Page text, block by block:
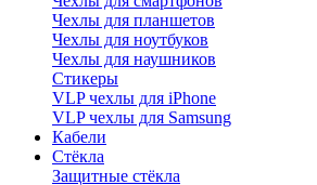
Чехлы для планшетов
Чехлы для ноутбуков
Чехлы для наушников
Стикеры
VLP чехлы для iPhone
VLP чехлы для Samsung
Кабели
Стёкла
Защитные стёкла